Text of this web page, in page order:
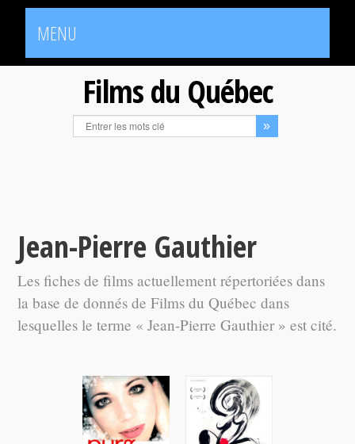
MENU
Films du Québec
Jean-Pierre Gauthier
Les fiches de films actuellement répertoriées dans
la base de donnés de Films du Québec dans
lesquelles le terme « Jean-Pierre Gauthier » est cité.